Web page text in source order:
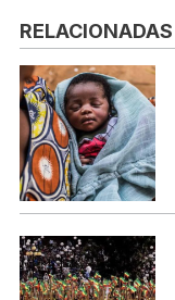
RELACIONADAS